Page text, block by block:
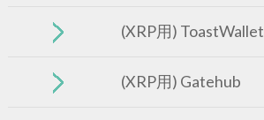
(XRP用) ToastWallet
(XRP用) Gatehub